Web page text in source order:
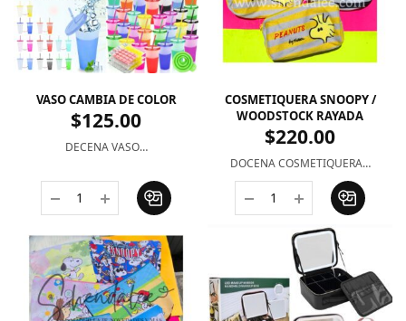
VASO CAMBIA DE COLOR
$125.00
DECENA VASO…
COSMETIQUERA SNOOPY /
WOODSTOCK RAYADA
$220.00
DOCENA COSMETIQUERA…